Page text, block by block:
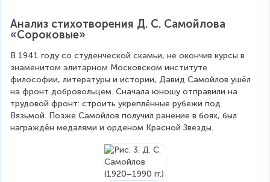
Анализ стихотворения Д. С. Самойлова
«Сороковые»
В 1941 году со студенческой скамьи, не окончив курсы в
знаменитом элитарном Московском институте
философии, литературы и истории, Давид Самойлов ушёл
на фронт добровольцем. Сначала юношу отправили на
трудовой фронт: строить укреплённые рубежи под
Вязьмой. Позже Самойлов получил ранение в боях, был
награждён медалями и орденом Красной Звезды.